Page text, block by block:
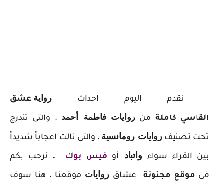
نقدم اليوم احداث ر واية عشق
القاسي كاملة منروايات فاطمة أحمد . والتى تندرج
تحت تصنيفروايات رومانسية ، والتى نالت اعجاباً شديداً
بين القراء سواء واتباد أو فيس بوك . نرحب بكم
فى موقع مجنونة عشاق روايات موقعنا ، هنا سوف